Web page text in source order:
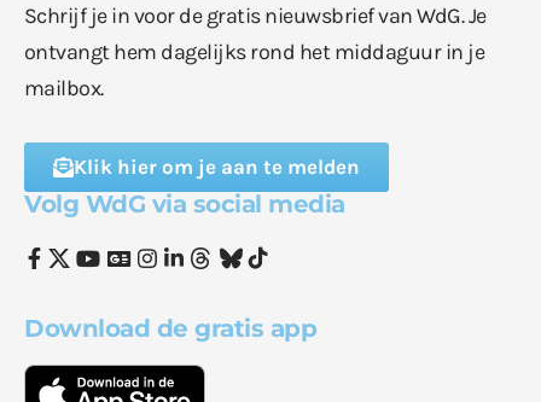
Schrijf je in voor de gratis nieuwsbrief van WdG. Je
ontvangt hem dagelijks rond het middaguur in je
mailbox.
Klik hier om je aan te melden
Volg WdG via social media
Download de gratis app